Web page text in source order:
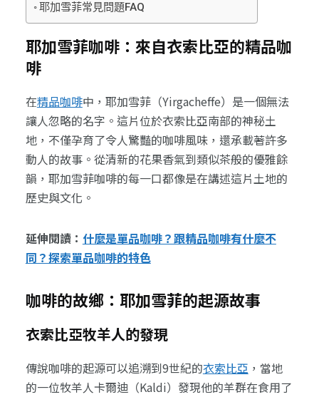
耶加雪菲常見問題FAQ
耶加雪菲咖啡：來自衣索比亞的精品咖
啡
在精品咖啡中，耶加雪菲（Yirgacheffe）是一個無法
讓人忽略的名字。這片位於衣索比亞南部的神秘土
地，不僅孕育了令人驚豔的咖啡風味，還承載著許多
動人的故事。從清新的花果香氣到類似茶般的優雅餘
韻，耶加雪菲咖啡的每一口都像是在講述這片土地的
歷史與文化。
延伸閱讀： 什麼是單品咖啡？跟精品咖啡有什麼不
同？探索單品咖啡的特色
咖啡的故鄉：耶加雪菲的起源故事
衣索比亞牧羊人的發現
傳說咖啡的起源可以追溯到9世紀的衣索比亞 ，當地
的一位牧羊人卡爾迪（Kaldi）發現他的羊群在食用了